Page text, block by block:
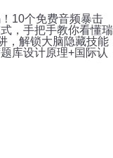
10个免费音频暴击
，手把手教你看懂瑞
，解锁大脑隐藏技能
库设计原理+国际认